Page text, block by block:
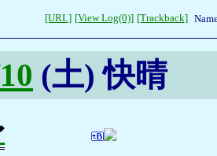
[URL] [View Log(0)] [Trackback]
(土) 快晴